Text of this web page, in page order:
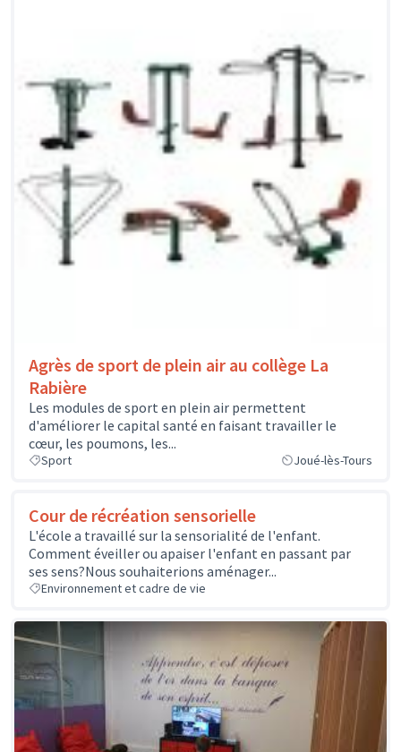
Agrès de sport de plein air au collège La
Rabière
Les modules de sport en plein air permettent
d'améliorer le capital santé en faisant travailler le
cœur, les poumons, les...
Sport Joué-lès-Tours
Cour de récréation sensorielle
L'école a travaillé sur la sensorialité de l'enfant.
Comment éveiller ou apaiser l'enfant en passant par
ses sens?Nous souhaiterions aménager...
Environnement et cadre de vie